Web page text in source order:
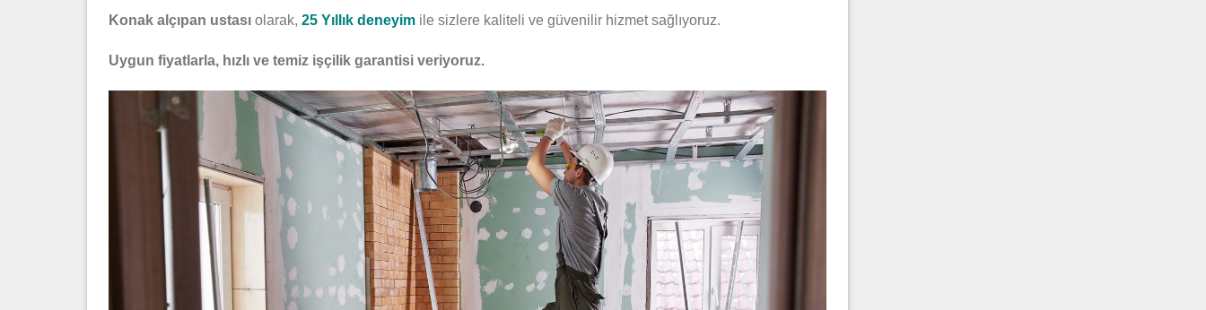
Konak alçıpan ustası olarak, 25 Yıllık deneyim ile sizlere kaliteli ve güvenilir hizmet sağlıyoruz.
Uygun fiyatlarla, hızlı ve temiz işçilik garantisi veriyoruz.